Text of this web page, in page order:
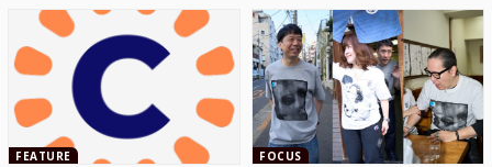
FEATURE FOCUS